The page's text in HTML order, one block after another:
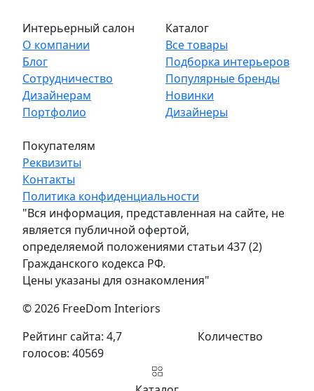
Интерьерный салон
О компании
Блог
Сотрудничество
Дизайнерам
Портфолио
Каталог
Все товары
Подборка интерьеров
Популярные бренды
Новинки
Дизайнеры
Покупателям
Реквизиты
Контакты
Политика конфиденциальности
"Вся информация, представленная на сайте, не
является публичной офертой,
определяемой положениями статьи 437 (2)
Гражданского кодекса РФ.
Цены указаны для ознакомления"
© 2026 FreeDom Interiors
Рейтинг сайта: 4,7
Количество
голосов: 40569